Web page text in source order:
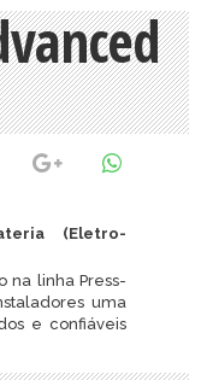
(Eletro-
na linha Press-
uma
e confiáveis